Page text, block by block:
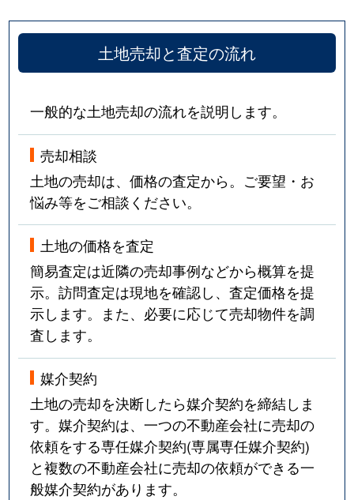
土地売却と査定の流れ
一般的な土地売却の流れを説明します。
売却相談
土地の売却は、価格の査定から。ご要望・お
悩み等をご相談ください。
土地の価格を査定
簡易査定は近隣の売却事例などから概算を提
示。訪問査定は現地を確認し、査定価格を提
示します。また、必要に応じて売却物件を調
査します。
媒介契約
土地の売却を決断したら媒介契約を締結しま
す。媒介契約は、一つの不動産会社に売却の
依頼をする専任媒介契約(専属専任媒介契約)
と複数の不動産会社に売却の依頼ができる一
般媒介契約があります。